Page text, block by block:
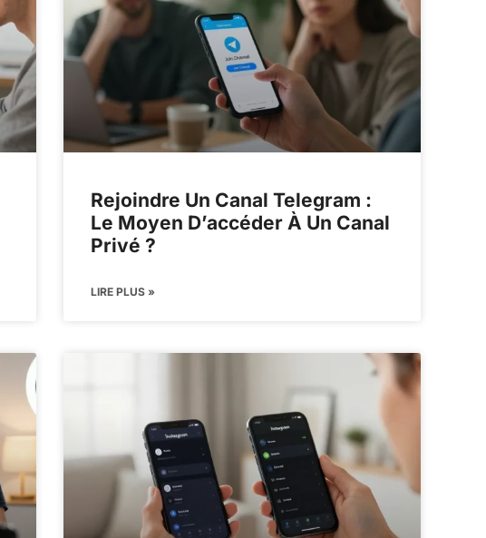
Rejoindre Un Canal Telegram :
Le Moyen D’accéder À Un Canal
Privé ?
LIRE PLUS »